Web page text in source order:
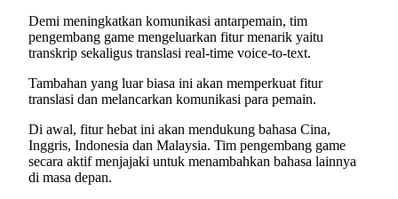
Demi meningkatkan komunikasi antarpemain, tim
pengembang game mengeluarkan fitur menarik yaitu
transkrip sekaligus translasi real-time voice-to-text.
Tambahan yang luar biasa ini akan memperkuat fitur
translasi dan melancarkan komunikasi para pemain.
Di awal, fitur hebat ini akan mendukung bahasa Cina,
Inggris, Indonesia dan Malaysia. Tim pengembang game
secara aktif menjajaki untuk menambahkan bahasa lainnya
di masa depan.